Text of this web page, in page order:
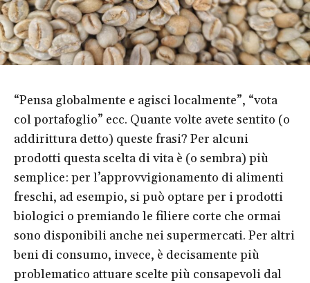
“Pensa globalmente e agisci localmente”, “vota
col portafoglio” ecc. Quante volte avete sentito (o
addirittura detto) queste frasi? Per alcuni
prodotti questa scelta di vita è (o sembra) più
semplice: per l’approvvigionamento di alimenti
freschi, ad esempio, si può optare per i prodotti
biologici o premiando le filiere corte che ormai
sono disponibili anche nei supermercati. Per altri
beni di consumo, invece, è decisamente più
problematico attuare scelte più consapevoli dal